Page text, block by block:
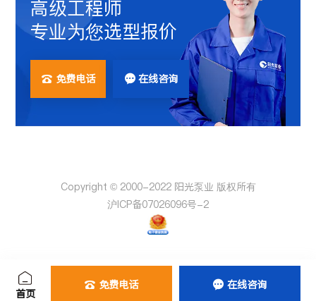
高级工程师
专业为您选型报价
 免费电话  在线咨询
首页
 免费电话  在线咨询
Copyright © 2000-2022 阳光泵业 版权所有
沪ICP备07026096号-2